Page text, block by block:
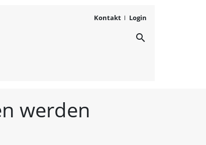
Kontakt Login
aus search
werden